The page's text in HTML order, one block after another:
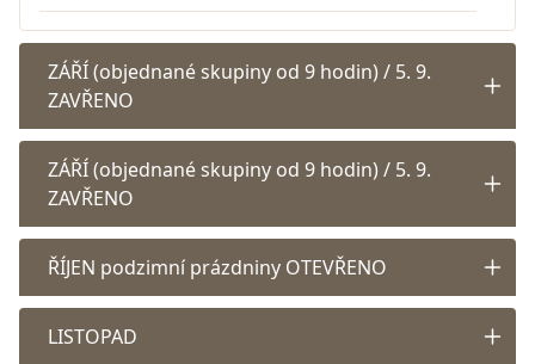
ZÁŘÍ (objednané skupiny od 9 hodin) / 5. 9.
ZAVŘENO
ZÁŘÍ (objednané skupiny od 9 hodin) / 5. 9.
ZAVŘENO
ŘÍJEN podzimní prázdniny OTEVŘENO
LISTOPAD